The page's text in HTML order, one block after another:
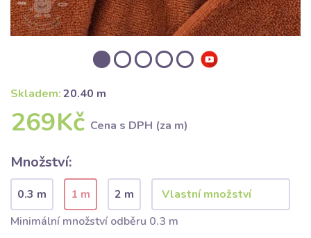
Skladem:20.40 m
269Kč Cena s DPH (za m)
Množství:
0.3 m 1 m
2 m
Minimální množství odběru 0.3 m